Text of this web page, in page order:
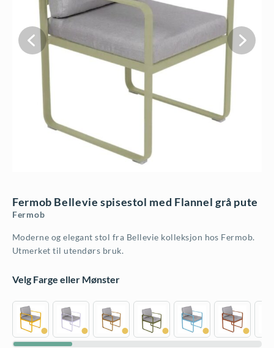
Fermob Bellevie spisestol med Flannel grå pute
Fermob
Moderne og elegant stol fra Bellevie kolleksjon hos Fermob.
Utmerket til utendørs bruk.
Velg Farge eller Mønster